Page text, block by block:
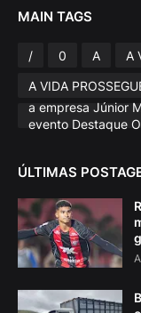
MAIN TAGS
/ 0 A
A
A VIDA
a empresa Júnior
evento Destaque
ÚLTIMAS